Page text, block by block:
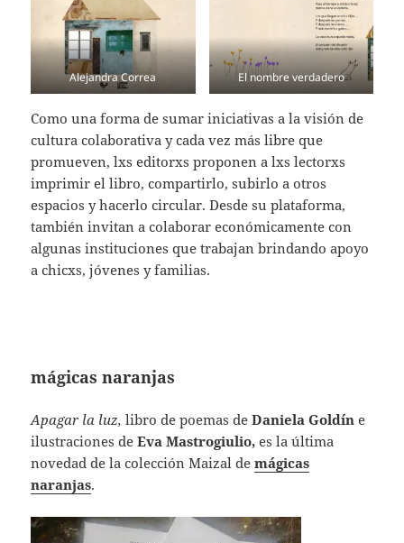
Alejandra Correa El nombre verdadero
Como una forma de sumar iniciativas a la visión de
cultura colaborativa y cada vez más libre que
promueven, lxs editorxs proponen a lxs lectorxs
imprimir el libro, compartirlo, subirlo a otros
espacios y hacerlo circular. Desde su plataforma,
también invitan a colaborar económicamente con
algunas instituciones que trabajan brindando apoyo
a chicxs, jóvenes y familias.
mágicas naranjas
Apagar la luz, libro de poemas deDaniela Goldín e
ilustraciones deEva Mastrogiulio, es la última
novedad de la colección Maizal demágicas
naranjas.